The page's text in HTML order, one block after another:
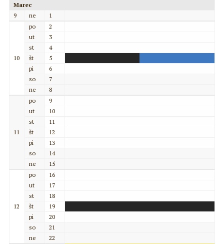
Marec
9
ne 1
10
po
2
ut
3
st
4
št
5
pi
6
so
7
ne
8
11
po
9
ut
10
st
11
št
12
pi
13
so
14
ne
15
12
po
16
ut
17
st
18
št
19
pi
20
so
21
ne
22